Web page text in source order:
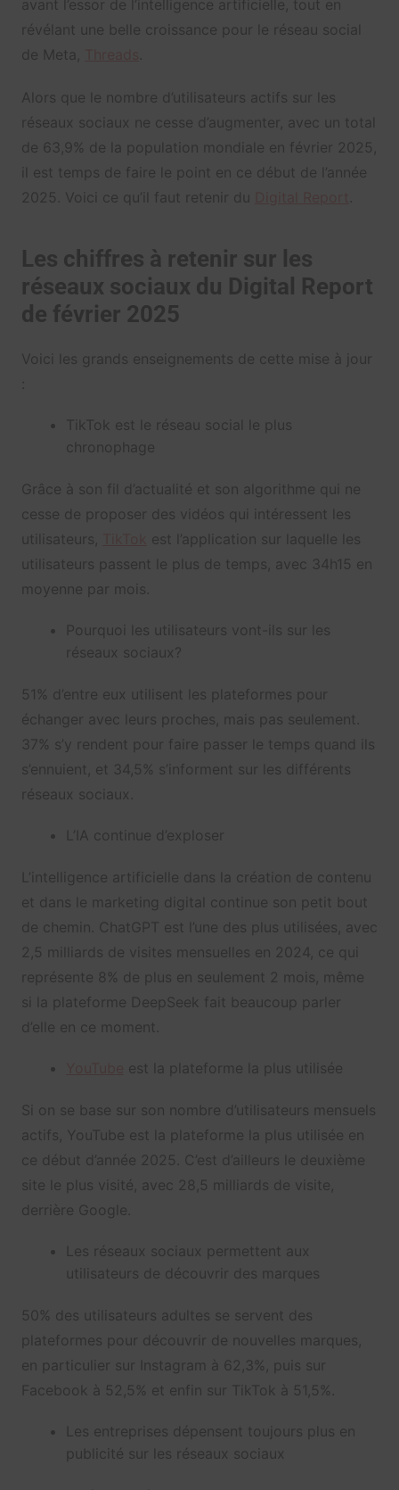
avant l’essor de l’intelligence artificielle, tout en
révélant une belle croissance pour le réseau social
de Meta,
Alors que le nombre d’utilisateurs actifs sur les
réseaux sociaux ne cesse d’augmenter, avec un total
de 63,9% de la population mondiale en février 2025,
il est temps de faire le point en ce début de l’année
2025. Voici ce qu’il faut retenir du
Les chiffres à retenir sur les
réseaux sociaux du Digital Report
de février 2025
Voici les grands enseignements de cette mise à jour
:
TikTok est le réseau social le plus
chronophage
Grâce à son fil d’actualité et son algorithme qui ne
cesse de proposer des vidéos qui intéressent les
utilisateurs,
est l’application sur laquelle les
utilisateurs passent le plus de temps, avec 34h15 en
moyenne par mois.
Pourquoi les utilisateurs vont-ils sur les
réseaux sociaux?
51% d’entre eux utilisent les plateformes pour
échanger avec leurs proches, mais pas seulement.
37% s’y rendent pour faire passer le temps quand ils
s’ennuient, et 34,5% s’informent sur les différents
réseaux sociaux.
L’IA continue d’exploser
L’intelligence artificielle dans la création de contenu
et dans le marketing digital continue son petit bout
de chemin. ChatGPT est l’une des plus utilisées, avec
2,5 milliards de visites mensuelles en 2024, ce qui
représente 8% de plus en seulement 2 mois, même
si la plateforme DeepSeek fait beaucoup parler
d’elle en ce moment.
est la plateforme la plus utilisée
Si on se base sur son nombre d’utilisateurs mensuels
actifs, YouTube est la plateforme la plus utilisée en
ce début d’année 2025. C’est d’ailleurs le deuxième
site le plus visité, avec 28,5 milliards de visite,
derrière Google.
Les réseaux sociaux permettent aux
utilisateurs de découvrir des marques
50% des utilisateurs adultes se servent des
plateformes pour découvrir de nouvelles marques,
en particulier sur Instagram à 62,3%, puis sur
Facebook à 52,5% et enfin sur TikTok à 51,5%.
Les entreprises dépensent toujours plus en
publicité sur les réseaux sociaux